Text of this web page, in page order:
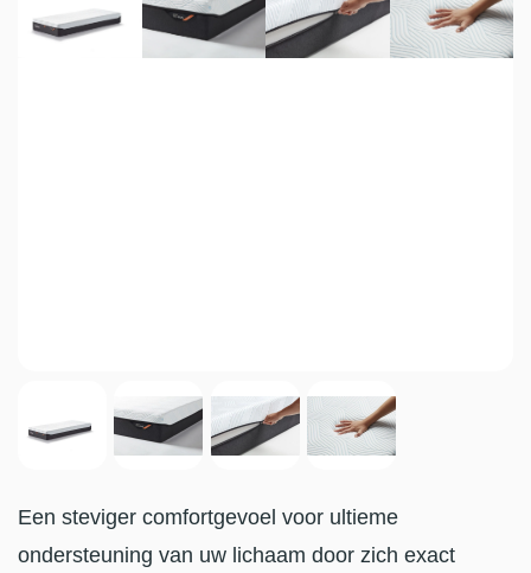
Een steviger comfortgevoel voor ultieme
ondersteuning van uw lichaam door zich exact